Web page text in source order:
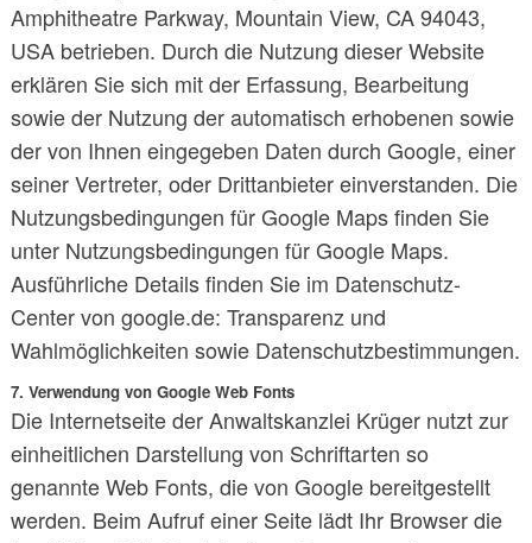
Amphitheatre Parkway, Mountain View, CA 94043,
USA betrieben. Durch die Nutzung dieser Website
erklären Sie sich mit der Erfassung, Bearbeitung
sowie der Nutzung der automatisch erhobenen sowie
der von Ihnen eingegeben Daten durch Google, einer
seiner Vertreter, oder Drittanbieter einverstanden. Die
Nutzungsbedingungen für Google Maps finden Sie
unter Nutzungsbedingungen für Google Maps.
Ausführliche Details finden Sie im Datenschutz-
Center von google.de: Transparenz und
Wahlmöglichkeiten sowie Datenschutzbestimmungen.
7. Verwendung von Google Web Fonts
Die Internetseite der Anwaltskanzlei Krüger nutzt zur
einheitlichen Darstellung von Schriftarten so
genannte Web Fonts, die von Google bereitgestellt
werden. Beim Aufruf einer Seite lädt Ihr Browser die